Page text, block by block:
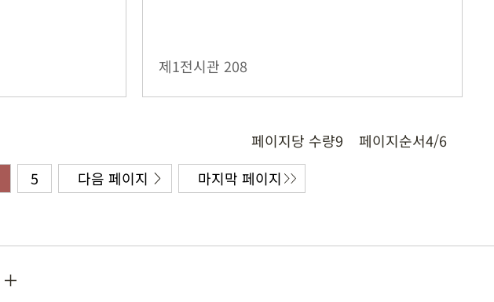
제1전시관 208
페이지당 수량9 페이지순서4/6
5 다음 페이지 마지막 페이지